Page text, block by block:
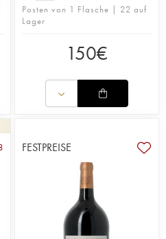
Posten von 1 Flasche | 22 auf
Lager
150€
FESTPREISE